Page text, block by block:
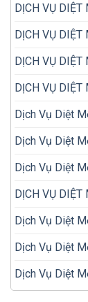
DỊCH VỤ DIỆT
DỊCH VỤ DIỆT
DỊCH VỤ DIỆT
DỊCH VỤ DIỆT
Dịch Vụ Diệt
Dịch Vụ Diệt
Dịch Vụ Diệt
DỊCH VỤ DIỆT
Dịch Vụ Diệt
Dịch Vụ Diệt
Dịch Vụ Diệt